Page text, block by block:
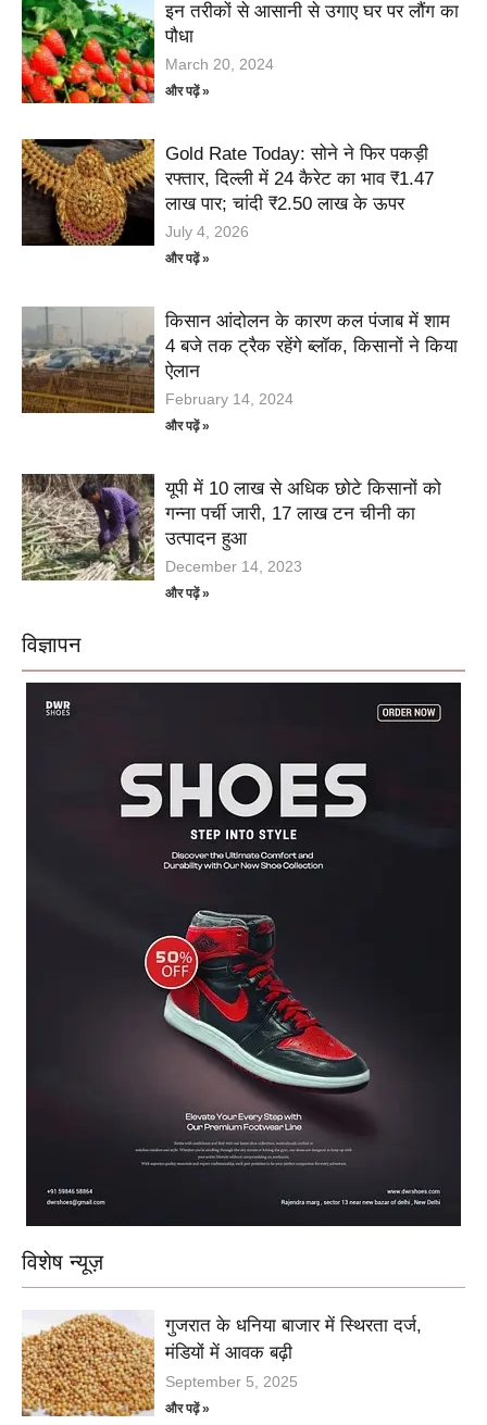
इन तरीकों से आसानी से उगाए घर पर लौंग का
पौधा
March 20, 2024
और पढ़ें »
Gold Rate Today: सोने ने फिर पकड़ी
रफ्तार, दिल्ली में 24 कैरेट का भाव ₹1.47
लाख पार; चांदी ₹2.50 लाख के ऊपर
July 4, 2026
और पढ़ें »
किसान आंदोलन के कारण कल पंजाब में शाम
4 बजे तक ट्रैक रहेंगे ब्लॉक, किसानों ने किया
ऐलान
February 14, 2024
और पढ़ें »
यूपी में 10 लाख से अधिक छोटे किसानों को
गन्ना पर्ची जारी, 17 लाख टन चीनी का
उत्पादन हुआ
December 14, 2023
और पढ़ें »
विज्ञापन
विशेष न्यूज़
गुजरात के धनिया बाजार में स्थिरता दर्ज,
मंडियों में आवक बढ़ी
September 5, 2025
और पढ़ें »